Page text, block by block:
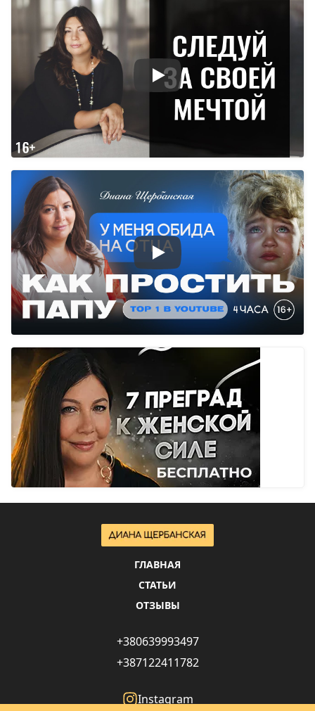
ГЛАВНАЯ
СТАТЬИ
ОТЗЫВЫ
+380639993497
+387122411782
Instagram